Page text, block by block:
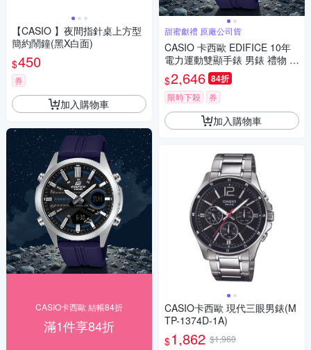
【CASIO 】夜間指針桌上方型
簡約鬧鐘(黑X白面)
$450
券
加入購物車
CASIO卡西歐 結帳84折
滿1件享84折
甜蜜獻禮 原廠公司貨
CASIO 卡西歐 EDIFICE 10年
電力運動雙顯手錶 男錶 禮物 七
夕浪漫購 送禮首選-海軍藍 EFV
-C120P-1A2
$2,646 84折
限時下殺 券
加入購物車
CASIO卡西歐 現代三眼男錶(M
TP-1374D-1A)
$1,862 $1,960